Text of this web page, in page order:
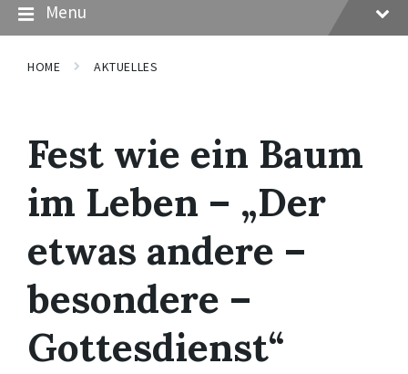
Menu
HOME AKTUELLES
Fest wie ein Baum
im Leben – „Der
etwas andere –
besondere –
Gottesdienst“